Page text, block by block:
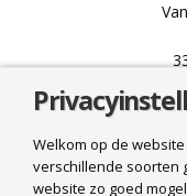
078 61 02 444
info@hamgiessen.nl
Bel ons
Welkom op de
verschillende soorten
website zo goed